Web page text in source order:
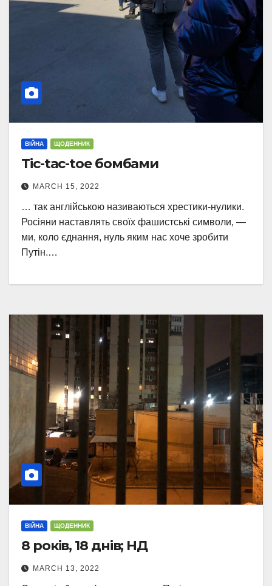
ВІЙНА ЩОДЕННИК
Tic-tac-toe бомбами
MARCH 15, 2022
… так англійською називаються хрестики-нулики.
Росіяни наставлять своїх фашистські символи, —
ми, коло єднання, нуль яким нас хоче зробити
Путін.…
ВІЙНА ЩОДЕННИК
8 років, 18 днів; НД
MARCH 13, 2022